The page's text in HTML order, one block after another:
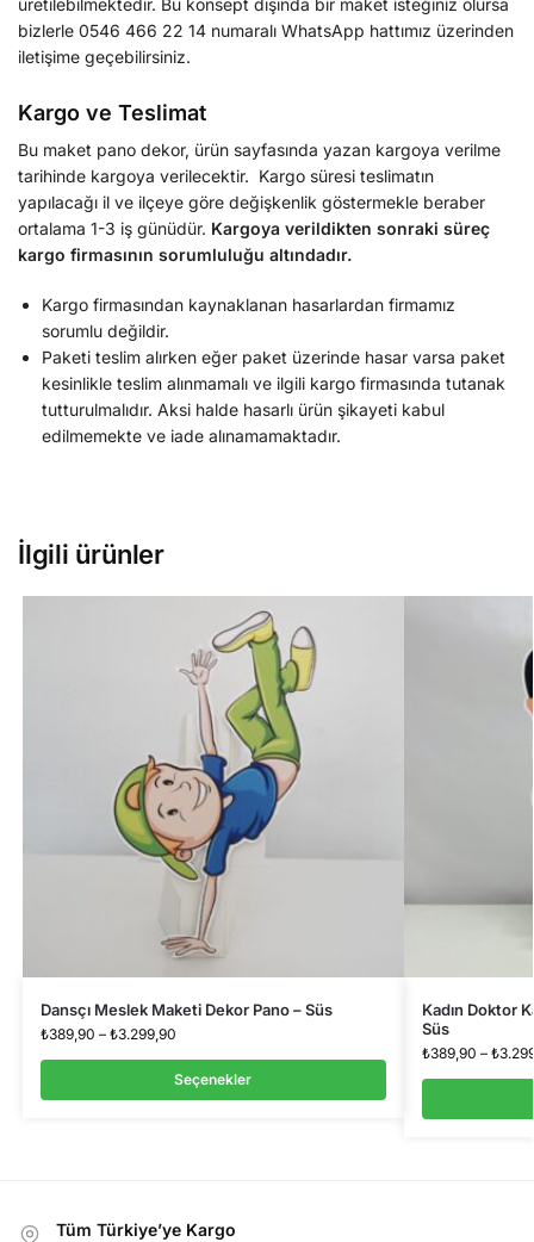
bizlerle 0546 466 22 14 numaralı WhatsApp hattımız üzerinden
iletişime geçebilirsiniz.
Kargo ve Teslimat
Bu maket pano dekor, ürün sayfasında yazan kargoya verilme
tarihinde kargoya verilecektir. Kargo süresi teslimatın
yapılacağı il ve ilçeye göre değişkenlik göstermekle beraber
ortalama 1-3 iş günüdür. Kargoya verildikten sonraki süreç
kargo firmasının sorumluluğu altındadır.
Kargo firmasından kaynaklanan hasarlardan firmamız
sorumlu değildir.
Paketi teslim alırken eğer paket üzerinde hasar varsa paket
kesinlikle teslim alınmamalı ve ilgili kargo firmasında tutanak
tutturulmalıdır. Aksi halde hasarlı ürün şikayeti kabul
edilmemekte ve iade alınamamaktadır.
İlgili ürünler
Dansçı Meslek Maketi Dekor Pano – Süs
₺389,90 – ₺3.299,90
Seçenekler
Kadın Doktor
Süs
₺389,90 – ₺
Tüm Türkiye’ye Kargo